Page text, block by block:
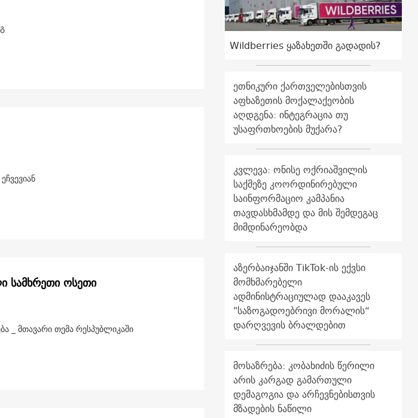
სამხრეთი ოსეთი
_ მთავარი თემა რესპუბლიკაში
Wildberries ყაზახეთში გადადის?
ეთნიკური ქართველებისთვის
აფხაზეთის მოქალაქეობის
აღდგენა: ინტეგრაცია თუ
უსაფრთხოების მუქარა?
კვლევა: ონისე ოქრიაშვილის
საქმეზე კოორდინირებული
საინფორმაციო კამპანია
თავდასხმამდე და მის შემდეგაც
მიმდინარეობდა
აზერბაიჯანში TikTok-ის ექვსი
მომხმარებელი
ადმინისტრაციულად დააკავეს
"საზოგადოებრივი მორალის“
დარღვევის ბრალდებით
მოსაზრება: კობახიძის წერილი
არის კარგად გამართული
დემაგოგია და არჩევნებისთვის
მზადების ნაწილი